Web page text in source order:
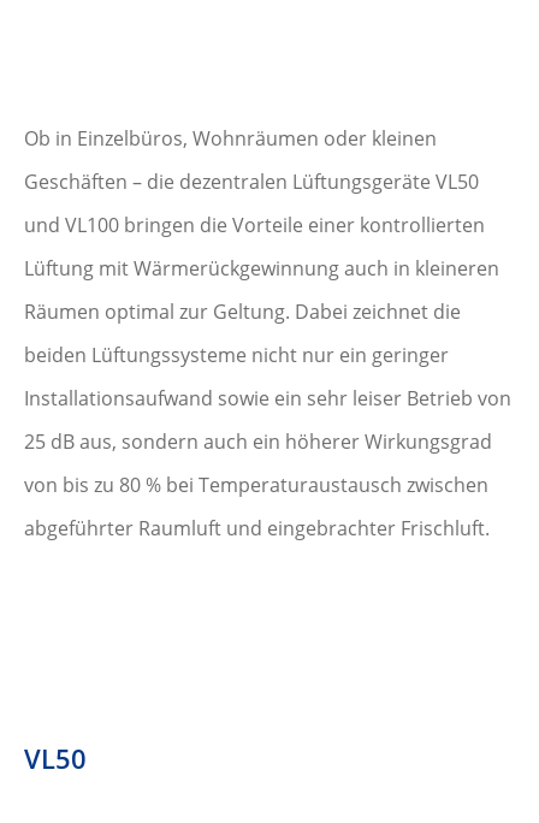
Ob in Einzelbüros, Wohnräumen oder kleinen
Geschäften – die dezentralen Lüftungsgeräte VL50
und VL100 bringen die Vorteile einer kontrollierten
Lüftung mit Wärmerückgewinnung auch in kleineren
Räumen optimal zur Geltung. Dabei zeichnet die
beiden Lüftungssysteme nicht nur ein geringer
Installationsaufwand sowie ein sehr leiser Betrieb von
25 dB aus, sondern auch ein höherer Wirkungsgrad
von bis zu 80 % bei Temperaturaustausch zwischen
abgeführter Raumluft und eingebrachter Frischluft.
VL50